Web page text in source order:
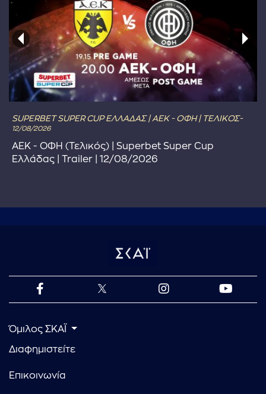
SUPERBET SUPER CUP ΕΛΛΑΔΑΣ | ΑΕΚ - ΟΦΗ | ΤΕΛΙΚΟΣ-
12/08/2026
ΑΕΚ - ΟΦΗ (Τελικός) | Superbet Super Cup
Ελλάδας | Trailer | 12/08/2026
Όμιλος ΣΚΑΪ
Διαφημιστείτε
Επικοινωνία